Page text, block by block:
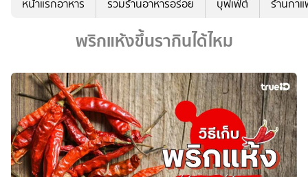
หน้าแรกอาหาร รวมร้านอาหารอร่อย บุฟเฟ่ต์ ร้านกา
พริกแห้งขึ้นรากินได้ไหม